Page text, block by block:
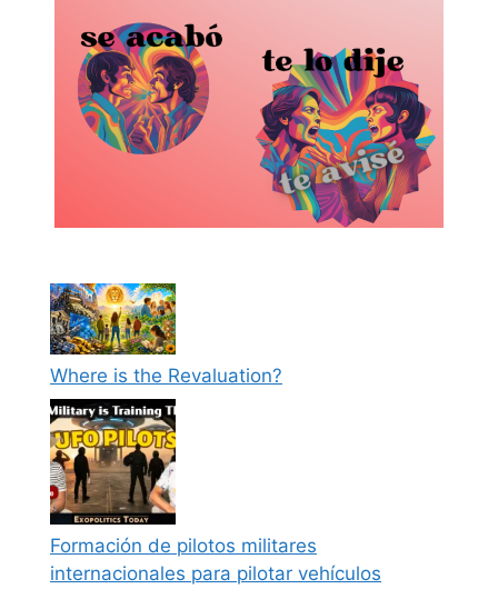
Where is the Revaluation?
Formación de pilotos militares
internacionales para pilotar vehículos